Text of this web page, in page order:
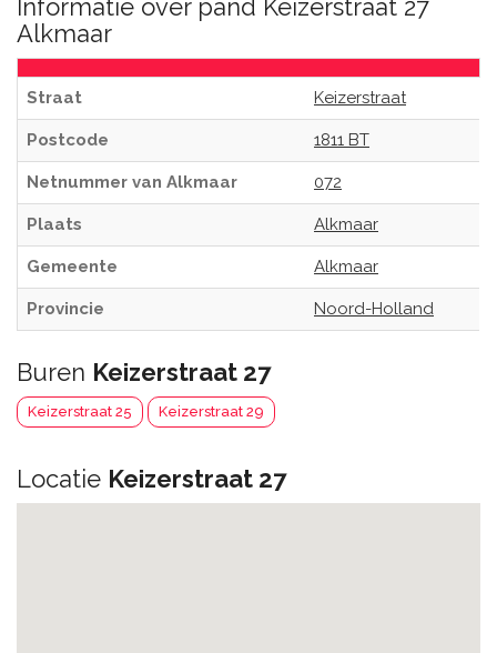
Informatie over pand Keizerstraat 27
Alkmaar
Straat Keizerstraat
Postcode 1811 BT
Netnummer van Alkmaar 072
Plaats Alkmaar
Gemeente Alkmaar
Provincie Noord-Holland
Buren Keizerstraat 27
Keizerstraat 25 Keizerstraat 29
Locatie Keizerstraat 27